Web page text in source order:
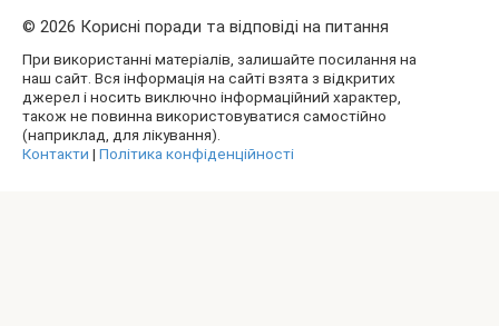
© 2026 Корисні поради та відповіді на питання
При використанні матеріалів, залишайте посилання на
наш сайт. Вся інформація на сайті взята з відкритих
джерел і носить виключно інформаційний характер,
також не повинна використовуватися самостійно
(наприклад, для лікування).
Контакти | Політика конфіденційності